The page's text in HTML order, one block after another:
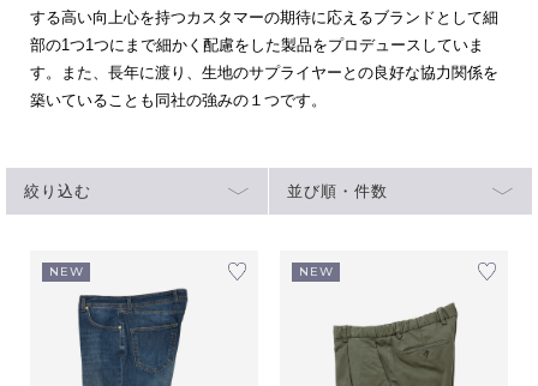
する高い向上心を持つカスタマーの期待に応えるブランドとして細
部の1つ1つにまで細かく配慮をした製品をプロデュースしていま
す。また、長年に渡り、生地のサプライヤーとの良好な協力関係を
築いていることも同社の強みの１つです。
絞り込む 並び順・件数
NEW NEW